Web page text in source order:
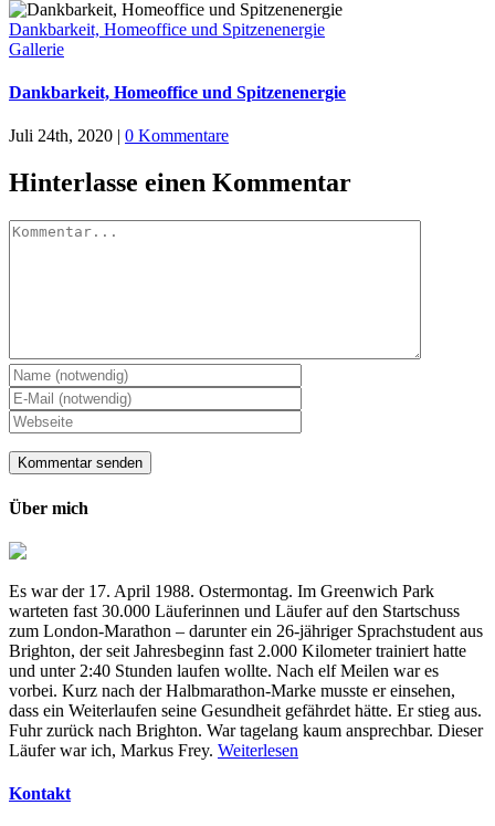
Dankbarkeit, Homeoffice und Spitzenenergie
Gallerie
Dankbarkeit, Homeoffice und Spitzenenergie
Juli 24th, 2020 | 0 Kommentare
Hinterlasse einen Kommentar
Kommentar
Über mich
Es war der 17. April 1988. Ostermontag. Im Greenwich Park
warteten fast 30.000 Läuferinnen und Läufer auf den Startschuss
zum London-Marathon – darunter ein 26-jähriger Sprachstudent aus
Brighton, der seit Jahresbeginn fast 2.000 Kilometer trainiert hatte
und unter 2:40 Stunden laufen wollte. Nach elf Meilen war es
vorbei. Kurz nach der Halbmarathon-Marke musste er einsehen,
dass ein Weiterlaufen seine Gesundheit gefährdet hätte. Er stieg aus.
Fuhr zurück nach Brighton. War tagelang kaum ansprechbar. Dieser
Läufer war ich, Markus Frey. Weiterlesen
Kontakt